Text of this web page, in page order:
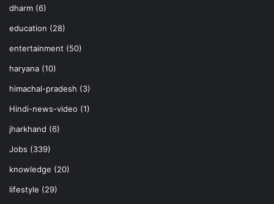
dharm (6)
education (28)
entertainment (50)
haryana (10)
himachal-pradesh (3)
Hindi-news-video (1)
jharkhand (6)
Jobs (339)
knowledge (20)
lifestyle (29)